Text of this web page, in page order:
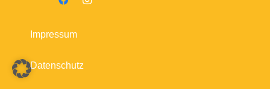
Impressum
Datenschutz